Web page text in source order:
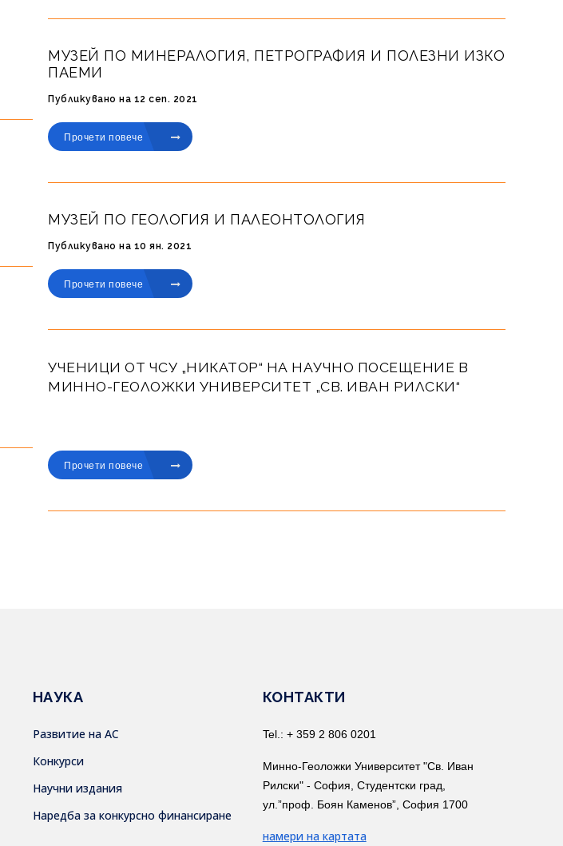
МУЗЕЙ ПО МИНЕРАЛОГИЯ, ПЕТРОГРАФИЯ И ПОЛЕЗНИ ИЗКО
ПАЕМИ
Публикувано на 12 сеп. 2021
Прочети повече
МУЗЕЙ ПО ГЕОЛОГИЯ И ПАЛЕОНТОЛОГИЯ
Публикувано на 10 ян. 2021
Прочети повече
УЧЕНИЦИ ОТ ЧСУ „НИКАТОР“ НА НАУЧНО ПОСЕЩЕНИЕ В
МИННО-ГЕОЛОЖКИ УНИВЕРСИТЕТ „СВ. ИВАН РИЛСКИ“
Прочети повече
НАУКА
Развитие на АС
Конкурси
Научни издания
Наредба за конкурсно финансиране
КОНТАКТИ
Tel.: + 359 2 806 0201
Минно-Геоложки Университет "Св. Иван
Рилски" - София, Студентски град,
ул.”проф. Боян Каменов”, София 1700
намери на картата